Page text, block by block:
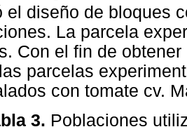
el diseño de bloques
La parcela
Con el fin de
parcelas
con tomate cv.
3. Poblaciones